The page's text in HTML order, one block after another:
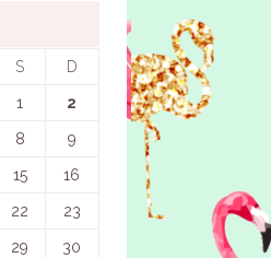
S D
1 2
8 9
15 16
22 23
29 30